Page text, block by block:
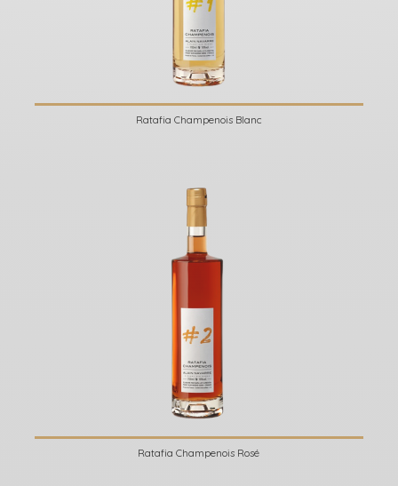
Ratafia Champenois Blanc
Ratafia Champenois Rosé